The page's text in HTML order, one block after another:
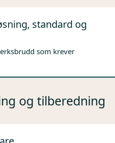
standard og
som krever
og tilberedning